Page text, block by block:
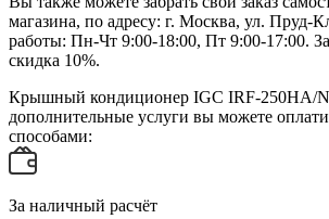
магазина, по адресу: г. Москва, ул. Пруд-
работы: Пн-Чт 9:00-18:00, Пт 9:00-17:00.
скидка 10%.
Крышный кондиционер IGC IRF-250HA/
дополнительные услуги вы можете
способами:
За наличный расчёт